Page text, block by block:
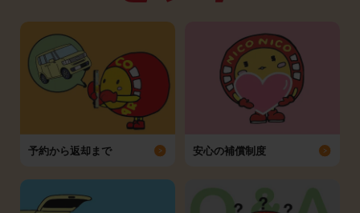
予約から返却まで 安心の補償制度